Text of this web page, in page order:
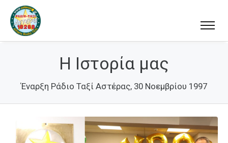
Η Ιστορία μας
Έναρξη Ράδιο Ταξί Αστέρας, 30 Νοεμβρίου 1997